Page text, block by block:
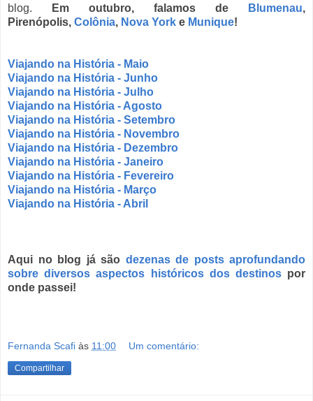
blog.
Em outubro, falamos de Blumenau,
Pirenópolis, Colônia, Nova York e Munique!
Viajando na História - Maio
Viajando na História - Junho
Viajando na História - Julho
Viajando na História - Agosto
Viajando na História - Setembro
Viajando na História - Novembro
Viajando na História - Dezembro
Viajando na História - Janeiro
Viajando na História - Fevereiro
Viajando na História - Março
Viajando na História - Abril
Aqui no blog já são dezenas de posts aprofundando
sobre diversos aspectos históricos dos destinospor
onde passei!
Fernanda Scafi às 11:00 Um comentário:
Compartilhar